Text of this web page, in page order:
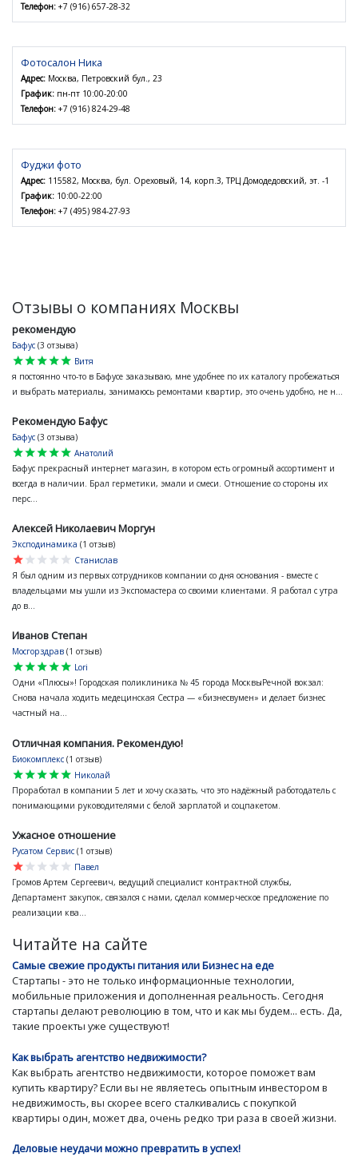
Телефон: +7 (916) 657-28-32
Фотосалон Ника
Адрес: Москва, Петровский бул., 23
График: пн-пт 10:00-20:00
Телефон: +7 (916) 824-29-48
Фуджи фото
Адрес: 115582, Москва, бул. Ореховый, 14, корп.3, ТРЦ Домодедовский, эт. -1
График: 10:00-22:00
Телефон: +7 (495) 984-27-93
Отзывы о компаниях Москвы
рекомендую
Бафус (3 отзыва)
star
star
star
star
star
Витя
я постоянно что-то в Бафусе заказываю, мне удобнее по их каталогу пробежаться
и выбрать материалы, занимаюсь ремонтами квартир, это очень удобно, не н...
Рекомендую Бафус
Бафус (3 отзыва)
star
star
star
star
star
Анатолий
Бафус прекрасный интернет магазин, в котором есть огромный ассортимент и
всегда в наличии. Брал герметики, эмали и смеси. Отношение со стороны их
перс...
Алексей Николаевич Моргун
Эксподинамика (1 отзыв)
star
star
star
star
star
Станислав
Я был одним из первых сотрудников компании со дня основания - вместе с
владельцами мы ушли из Экспомастера со своими клиентами. Я работал с утра
до в...
Иванов Степан
Мосгорздрав (1 отзыв)
star
star
star
star
star
Lori
Одни «Плюсы»! Городская поликлиника № 45 города МосквыРечной вокзал:
Снова начала ходить медецинская Сестра — «бизнесвумен» и делает бизнес
частный на...
Отличная компания. Рекомендую!
Биокомплекс (1 отзыв)
star
star
star
star
star
Николай
Проработал в компании 5 лет и хочу сказать, что это надёжный работодатель с
понимающими руководителями с белой зарплатой и соцпакетом.
Ужасное отношение
Русатом Сервис (1 отзыв)
star
star
star
star
star
Павел
Громов Артем Сергеевич, ведущий специалист контрактной службы,
Департамент закупок, связался с нами, сделал коммерческое предложение по
реализации ква...
Читайте на сайте
Самые свежие продукты питания или Бизнес на еде
Стартапы - это не только информационные технологии,
мобильные приложения и дополненная реальность. Сегодня
стартапы делают революцию в том, что и как мы будем... есть. Да,
такие проекты уже существуют!
Как выбрать агентство недвижимости?
Как выбрать агентство недвижимости, которое поможет вам
купить квартиру? Если вы не являетесь опытным инвестором в
недвижимость, вы скорее всего сталкивались с покупкой
квартиры один, может два, очень редко три раза в своей жизни.
Деловые неудачи можно превратить в успех!